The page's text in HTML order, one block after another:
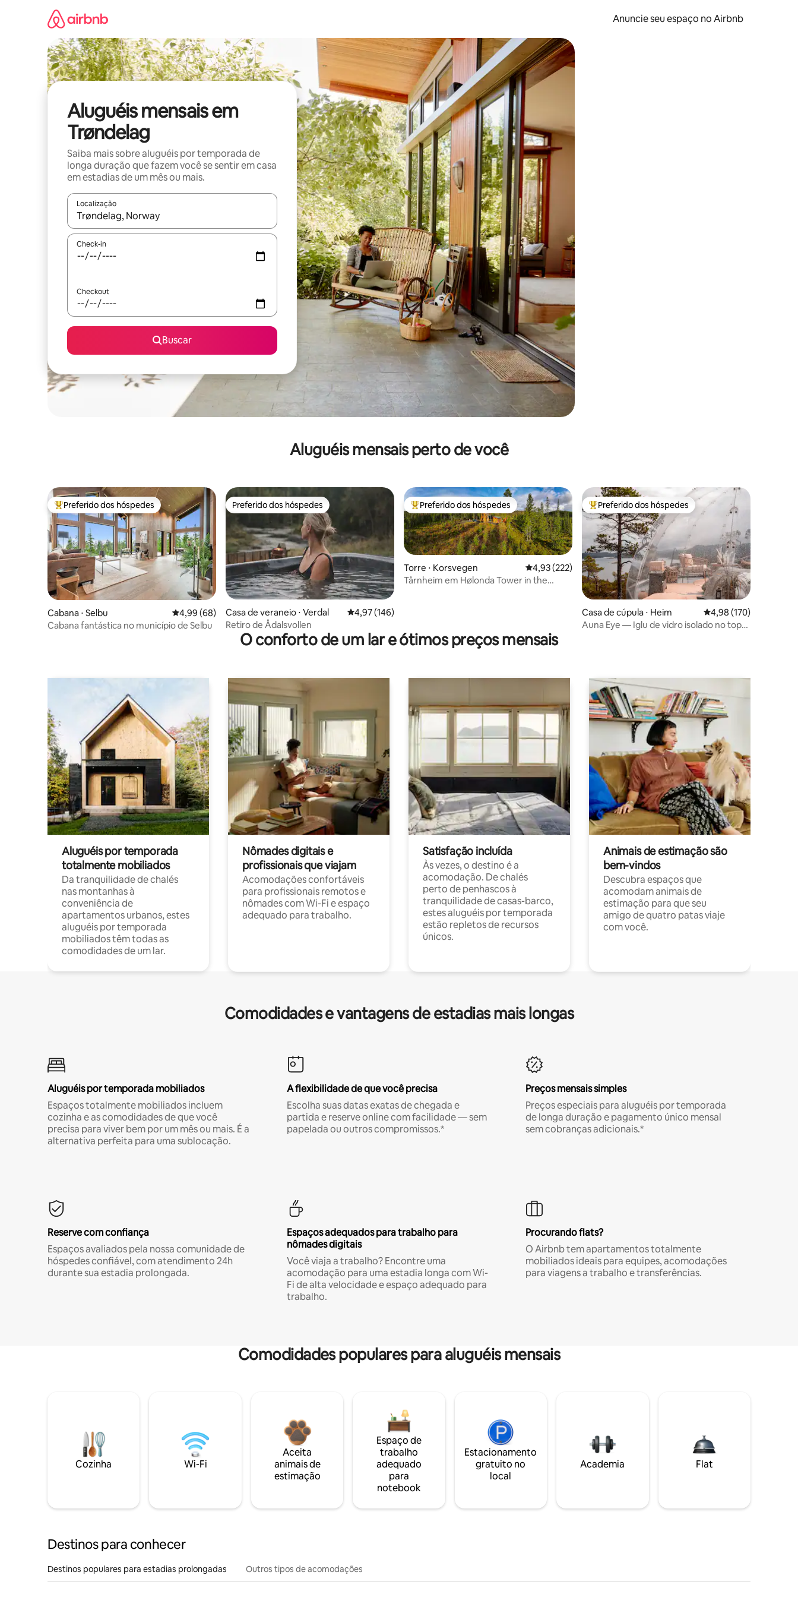
Anuncie seu espaço no Airbnb
Aluguéis mensais em
Trøndelag
Saiba mais sobre aluguéis por temporada de
longa duração que fazem você se sentir em casa
em estadias de um mês ou mais.
Localização
Quando os resultados estiverem disponíveis, explore-os usando as seta para cima e para baixo do teclado ou tocando e deslizando o dedo na tela.
Check-in
Checkout
Buscar
Aluguéis mensais perto de você
Entre os melhores preferidos dos hóspedes
Preferido dos hóspedes
Cabana ⋅ Selbu 4,99 de uma avaliação média de 5, 68 avaliações
4,99 (68)
Cabana fantástica no município de Selbu
Preferido dos hóspedes
Preferido dos hóspedes
Casa de veraneio ⋅ Verdal 4,97 de uma avaliação média de 5, 146 avaliações
4,97 (146)
Retiro de Ådalsvollen
Entre os melhores preferidos dos hóspedes
Preferido dos hóspedes
Torre ⋅ Korsvegen 4,93 de uma avaliação média de 5, 222 avaliações
4,93 (222)
Tårnheim em Hølonda Tower in the
Entre os melhores preferidos dos hóspedes
Preferido dos hóspedes
Casa de cúpula ⋅ Heim 4,98 de uma avaliação
4,98 (170)
Auna Eye — Iglu de vidro isolado no topo
O conforto de um lar e ótimos preços mensais
Aluguéis por temporada
totalmente mobiliados
Da tranquilidade de chalés
nas montanhas à
conveniência de
apartamentos urbanos, estes
aluguéis por temporada
mobiliados têm todas as
comodidades de um lar.
Nômades digitais e
profissionais que viajam
Acomodações confortáveis
para profissionais remotos e
nômades com Wi-Fi e espaço
adequado para trabalho.
Satisfação incluída
Às vezes, o destino é a
acomodação. De chalés
perto de penhascos à
tranquilidade de casas-barco,
estes aluguéis por temporada
estão repletos de recursos
únicos.
Animais de estimação são
bem-vindos
Descubra espaços que
acomodam animais de
estimação para que seu
amigo de quatro patas viaje
com você.
Comodidades e vantagens de estadias mais longas
Aluguéis por temporada mobiliados
Espaços totalmente mobiliados incluem
cozinha e as comodidades de que você
precisa para viver bem por um mês ou mais. É a
alternativa perfeita para uma sublocação.
A flexibilidade de que você precisa
Escolha suas datas exatas de chegada e
partida e reserve online com facilidade — sem
papelada ou outros compromissos.*
Preços mensais simples
Preços especiais para aluguéis por temporada
de longa duração e pagamento único mensal
sem cobranças adicionais.*
Reserve com confiança
Espaços avaliados pela nossa comunidade de
hóspedes confiável, com atendimento 24h
durante sua estadia prolongada.
Espaços adequados para trabalho para
nômades digitais
Você viaja a trabalho? Encontre uma
acomodação para uma estadia longa com Wi-
Fi de alta velocidade e espaço adequado para
trabalho.
Procurando flats?
O Airbnb tem apartamentos totalmente
mobiliados ideais para equipes, acomodações
para viagens a trabalho e transferências.
Comodidades populares para aluguéis mensais
Cozinha Wi-Fi
Aceita
animais de
estimação
Espaço de
trabalho
adequado
para
notebook
Estacionamento
gratuito no
local
Academia Flat
Destinos para conhecer
Destinos populares para estadias prolongadas Outros tipos de acomodações